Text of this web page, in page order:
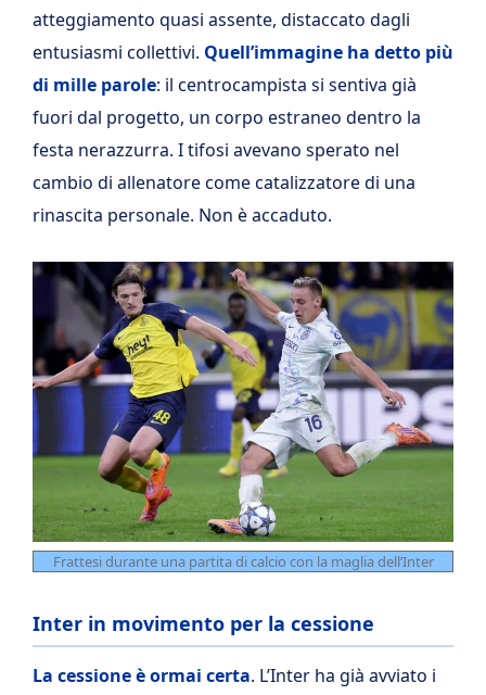
atteggiamento quasi assente, distaccato dagli
entusiasmi collettivi. Quell’immagine ha detto più
di mille parole: il centrocampista si sentiva già
fuori dal progetto, un corpo estraneo dentro la
festa nerazzurra. I tifosi avevano sperato nel
cambio di allenatore come catalizzatore di una
rinascita personale. Non è accaduto.
Frattesi durante una partita di calcio con la maglia dell’Inter
Inter in movimento per la cessione
La cessione è ormai certa. L’Inter ha già avviato i